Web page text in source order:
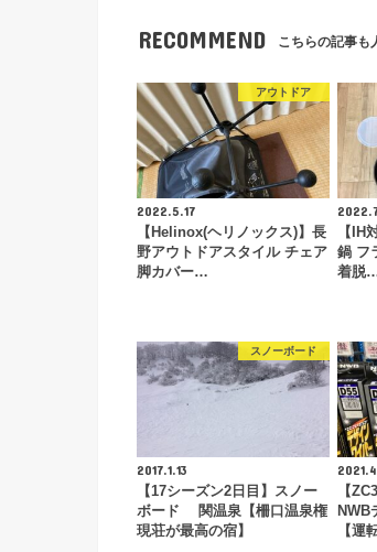
RECOMMEND こちらの記事も
アウトドア
2022.5.17
【Helinox(ヘリノックス)】長
野アウトドアスタイル チェア
脚カバー…
【IH
鍋 フ
着脱
スノーボード
2017.1.13
【17シーズン2日目】スノー
ボード 関温泉【柵口温泉権
現荘が最高の宿】
【
NWB
【運